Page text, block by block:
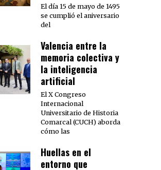
El día 15 de mayo de 1495
se cumplió el aniversario
del
Valencia entre la
memoria colectiva y
la inteligencia
artificial
El X Congreso
Internacional
Universitario de Historia
Comarcal (CUCH) aborda
cómo las
Huellas en el
entorno que